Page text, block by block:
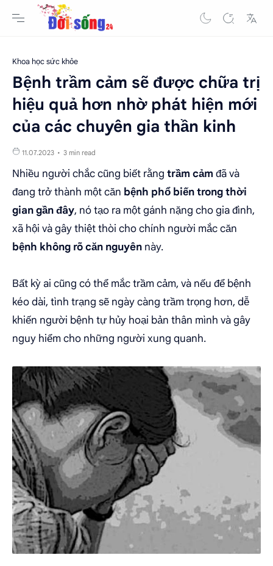
Khoa học sức khỏe
Bệnh trầm cảm sẽ được chữa trị
hiệu quả hơn nhờ phát hiện mới
của các chuyên gia thần kinh
3 min read
Nhiều người chắc cũng biết rằng trầm cảm đã và
đang trở thành một căn bệnh phổ biến trong thời
gian gần đây, nó tạo ra một gánh nặng cho gia đình,
xã hội và gây thiệt thòi cho chính người mắc căn
bệnh không rõ căn nguyên này.
Bất kỳ ai cũng có thể mắc trầm cảm, và nếu để bệnh
kéo dài, tình trạng sẽ ngày càng trầm trọng hơn, dễ
khiến người bệnh tự hủy hoại bản thân mình và gây
nguy hiểm cho những người xung quanh.